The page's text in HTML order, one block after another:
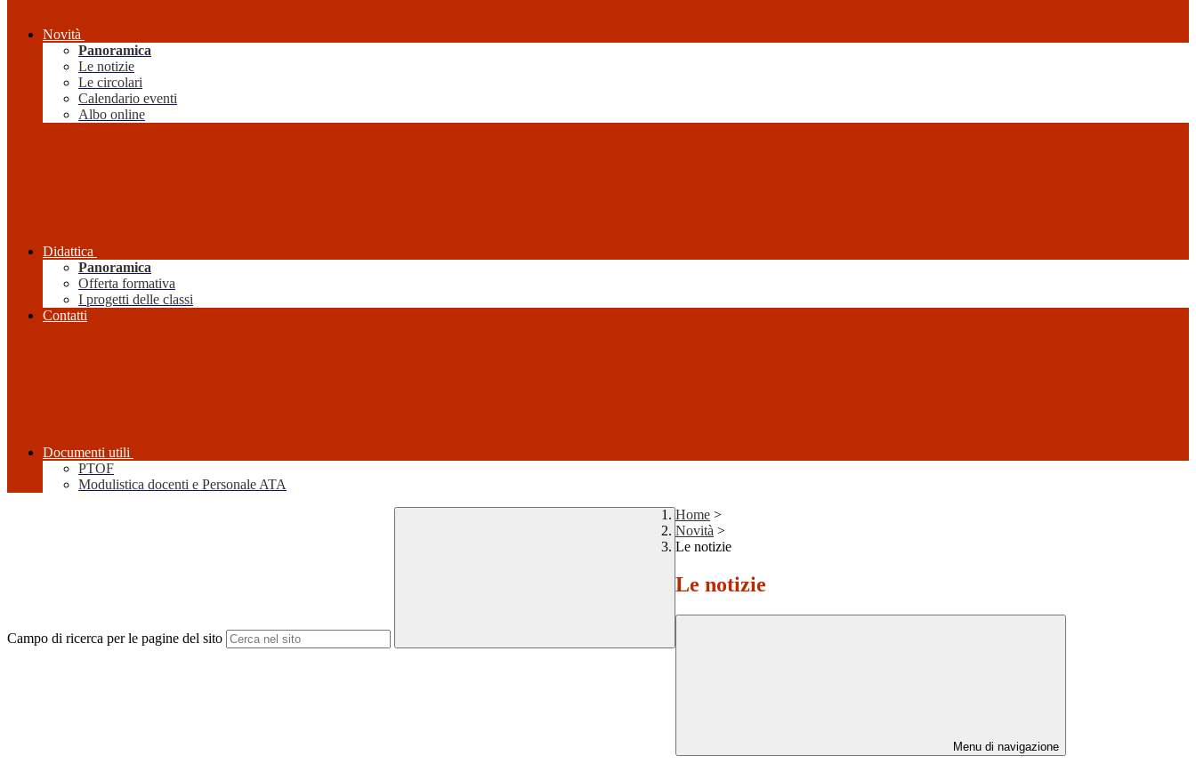
Novità
Panoramica
Le notizie
Le circolari
Calendario eventi
Albo online
Didattica
Panoramica
Offerta formativa
I progetti delle classi
Contatti
Documenti utili
PTOF
Modulistica docenti e Personale ATA
Campo di ricerca per le pagine del sito
Home >
Novità >
Le notizie
Le notizie
Menu di navigazione